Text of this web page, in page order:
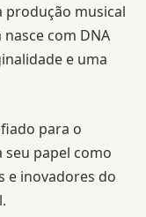
produção musical
com DNA
e uma
para o
papel como
e inovadores do